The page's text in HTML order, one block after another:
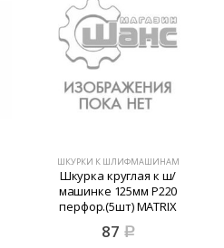
ШКУРКИ К ШЛИФМАШИНАМ
Шкурка круглая к ш/
машинке 125мм Р220
перфор.(5шт) MATRIX
87 Р